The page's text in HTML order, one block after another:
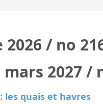
/ no
2027 /
les quais et havres